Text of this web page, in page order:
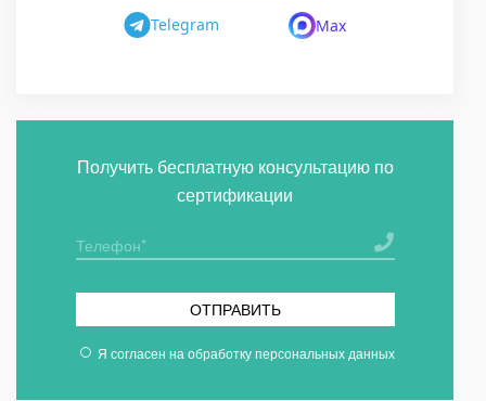
Telegram Max
Получить бесплатную консультацию по
сертификации
ОТПРАВИТЬ
Я согласен на обработку персональных данных